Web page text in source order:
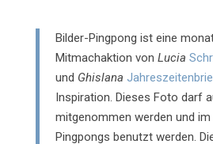
Bilder-Pingpong ist eine
Mitmachaktion von Lucia
und Ghislana
Inspiration. Dieses Foto darf
mitgenommen werden und
Pingpongs benutzt werden.